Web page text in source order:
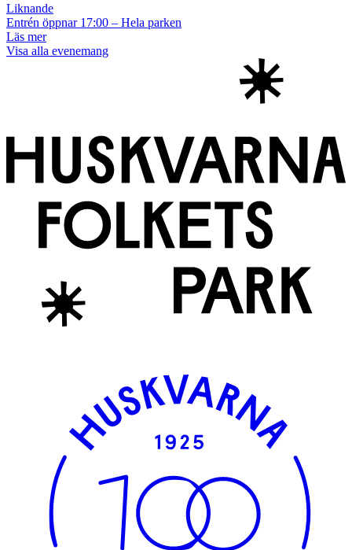
Liknande
Entrén öppnar 17:00 – Hela parken
Läs mer
Visa alla evenemang